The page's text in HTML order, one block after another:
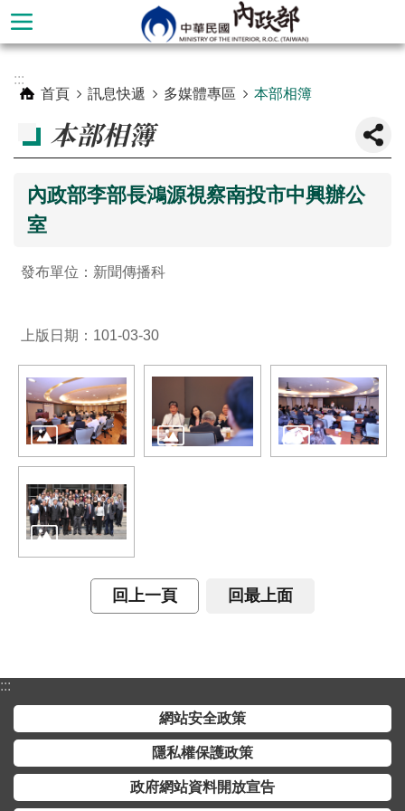
跳到主要內容區塊
階
部
簡
介
主
題
政
策
服
務
互
:::
首頁
訊息快遞 多媒體專區 本部相簿
本部相簿
內政部李部長鴻源視察南投市中興辦公
室
發布單位：新聞傳播科
上版日期：101-03-30
回上一頁 回最上面
:::
網站安全政策
隱私權保護政策
政府網站資料開放宣告